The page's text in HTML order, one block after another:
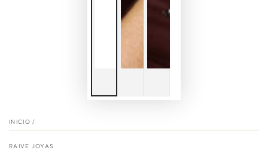
INICIO /
RAIVE JOYAS